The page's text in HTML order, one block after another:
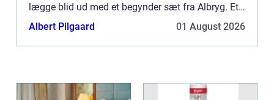
lægge blid ud med et begynder sæt fra Albryg. Et
begynder sæt indeholder alle de elementer du skal
Albert Pilgaard 01 August 2026